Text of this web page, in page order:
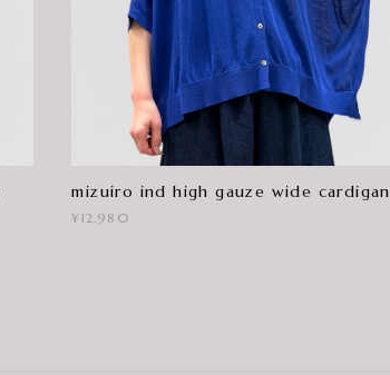
mizuiro ind high gauze wide cardigan
¥12,980